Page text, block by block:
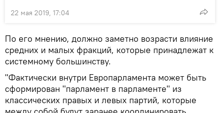
22 мая 2019, 17:04
По его мнению, должно заметно возрасти влияние
средних и малых фракций, которые принадлежат к
системному большинству.
"Фактически внутри Европарламента может быть
сформирован "парламент в парламенте" из
классических правых и левых партий, которые